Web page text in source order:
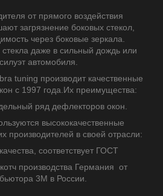
от прямого воздействия
загрязнение боковых стекол,
через боковые зеркала.
даже в сильный дождь или
автомобиля.
tuning производит качественные
с 1997 года.Их преимущества:
ряд дефлекторов окон.
высококачественные
производителей в своей отрасли:
соответствует ГОСТ
производства Германия от
3М в России.